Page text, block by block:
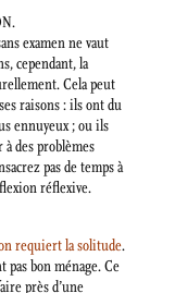
examen ne vaut
cependant, la
Cela peut
raisons : ils ont du
ennuyeux ; ou ils
à des problèmes
pas de temps à
réflexive.
requiert la solitude.
bon ménage. Ce
près d’une